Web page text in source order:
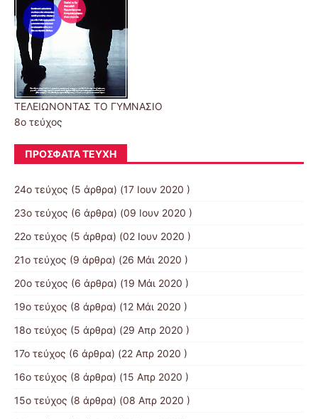
ΤΕΛΕΙΩΝΟΝΤΑΣ ΤΟ ΓΥΜΝΑΣΙΟ
8ο τεύχος
ΠΡΌΣΦΑΤΑ ΤΕΎΧΗ
24ο τεύχος (5 άρθρα) (17 Ιουν 2020 )
23ο τεύχος (6 άρθρα) (09 Ιουν 2020 )
22ο τεύχος (5 άρθρα) (02 Ιουν 2020 )
21ο τεύχος (9 άρθρα) (26 Μάι 2020 )
20ο τεύχος (6 άρθρα) (19 Μάι 2020 )
19ο τεύχος (8 άρθρα) (12 Μάι 2020 )
18ο τεύχος (5 άρθρα) (29 Απρ 2020 )
17ο τεύχος (6 άρθρα) (22 Απρ 2020 )
16ο τεύχος (8 άρθρα) (15 Απρ 2020 )
15ο τεύχος (8 άρθρα) (08 Απρ 2020 )